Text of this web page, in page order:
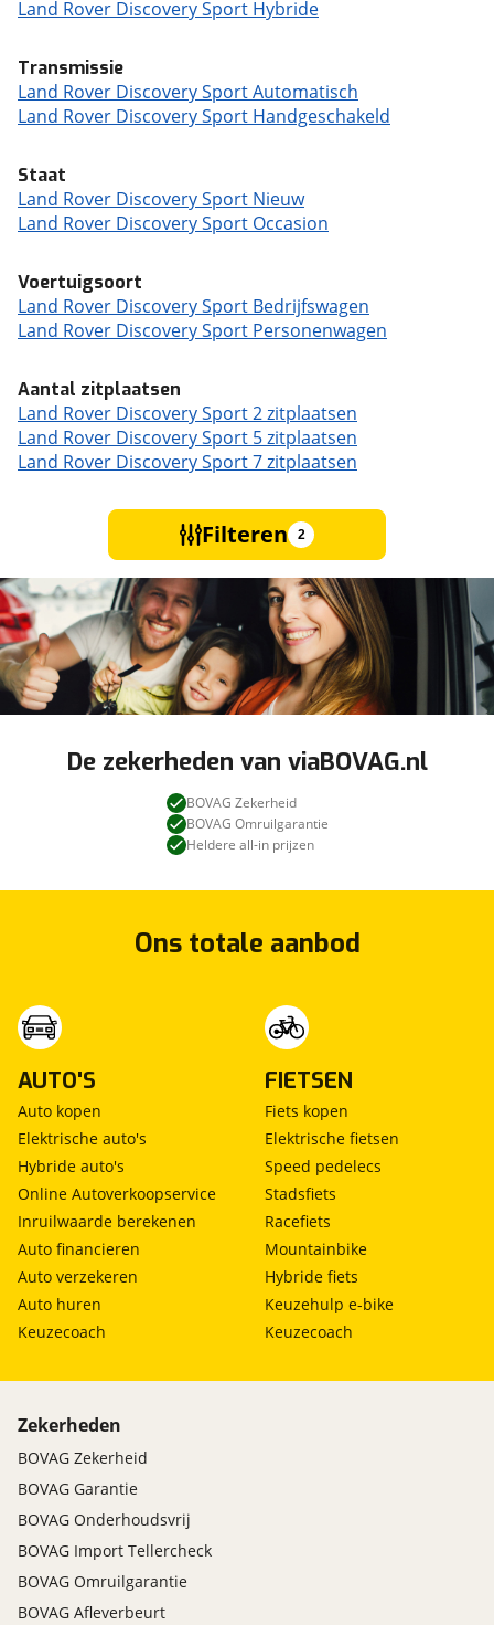
Land Rover Discovery Sport Hybride
Transmissie
Land Rover Discovery Sport Automatisch
Land Rover Discovery Sport Handgeschakeld
Staat
Land Rover Discovery Sport Nieuw
Land Rover Discovery Sport Occasion
Voertuigsoort
Land Rover Discovery Sport Bedrijfswagen
Land Rover Discovery Sport Personenwagen
Aantal zitplaatsen
Land Rover Discovery Sport 2 zitplaatsen
Land Rover Discovery Sport 5 zitplaatsen
Land Rover Discovery Sport 7 zitplaatsen
Filteren 2
De zekerheden van viaBOVAG.nl
BOVAG Zekerheid
BOVAG Omruilgarantie
Heldere all-in prijzen
Ons totale aanbod
AUTO'S
Auto kopen
Elektrische auto's
Hybride auto's
Online Autoverkoopservice
Inruilwaarde berekenen
Auto financieren
Auto verzekeren
Auto huren
Keuzecoach
FIETSEN
Fiets kopen
Elektrische fietsen
Speed pedelecs
Stadsfiets
Racefiets
Mountainbike
Hybride fiets
Keuzehulp e-bike
Keuzecoach
Zekerheden
BOVAG Zekerheid
BOVAG Garantie
BOVAG Onderhoudsvrij
BOVAG Import Tellercheck
BOVAG Omruilgarantie
BOVAG Afleverbeurt